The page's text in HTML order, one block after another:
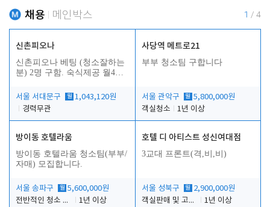
채용 메인박스 1 / 4
신촌피오나
신촌피오나 베팅 (청소잘하는
분) 2명 구함. 숙식제공 월4회
서울 서대문구
월 1,043,120원
경력무관
사당역 메트로21
부부 청소팀 구합니다
서울 관악구 월 5,800,000원
객실청소
1년 이상
방이동 호텔라움
방이동 호텔라움 청소팀(부부/
자매) 모집합니다.
서울 송파구 월 5,600,000원
전반적인 청소 업무(객실청소.객실정리)
1년 이상
호텔 디 아티스트 성신여대점
3교대 프론트(격,비,비)
서울 성북구 월 2,900,000원
객실판매 및 고객응대
1년 이상